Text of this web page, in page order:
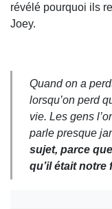
révélé pourquoi ils
Joey.
Quand on a
lorsqu’on perd
vie. Les gens
parle presque
sujet, parce
qu’il était notre